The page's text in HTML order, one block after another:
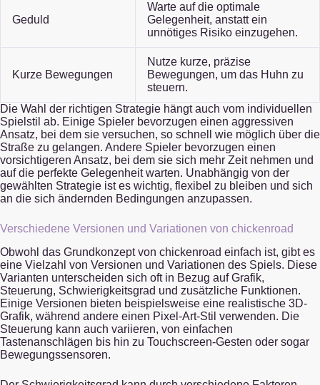
Geduld
Warte auf die optimale
Gelegenheit, anstatt ein
unnötiges Risiko einzugehen.
Kurze Bewegungen
Nutze kurze, präzise
Bewegungen, um das Huhn zu
steuern.
Die Wahl der richtigen Strategie hängt auch vom individuellen
Spielstil ab. Einige Spieler bevorzugen einen aggressiven
Ansatz, bei dem sie versuchen, so schnell wie möglich über die
Straße zu gelangen. Andere Spieler bevorzugen einen
vorsichtigeren Ansatz, bei dem sie sich mehr Zeit nehmen und
auf die perfekte Gelegenheit warten. Unabhängig von der
gewählten Strategie ist es wichtig, flexibel zu bleiben und sich
an die sich ändernden Bedingungen anzupassen.
Verschiedene Versionen und Variationen von chickenroad
Obwohl das Grundkonzept von chickenroad einfach ist, gibt es
eine Vielzahl von Versionen und Variationen des Spiels. Diese
Varianten unterscheiden sich oft in Bezug auf Grafik,
Steuerung, Schwierigkeitsgrad und zusätzliche Funktionen.
Einige Versionen bieten beispielsweise eine realistische 3D-
Grafik, während andere einen Pixel-Art-Stil verwenden. Die
Steuerung kann auch variieren, von einfachen
Tastenanschlägen bis hin zu Touchscreen-Gesten oder sogar
Bewegungssensoren.